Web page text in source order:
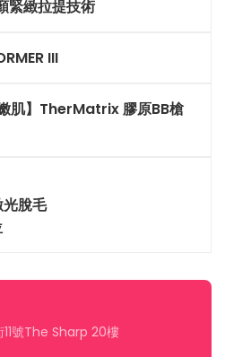
緊緻拉提技術
III
嫩肌】TherMatrix 膠原BB槍
脫毛
號The Sharp 20樓